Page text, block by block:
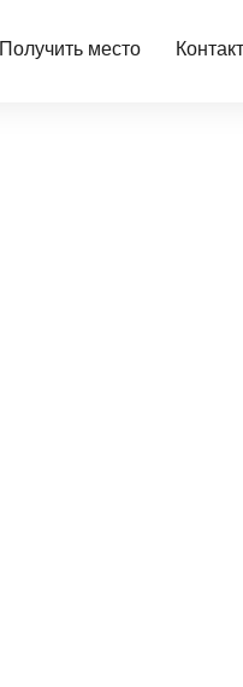
Получить место